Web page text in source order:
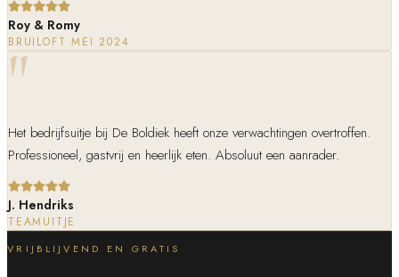
Roy & Romy
BRUILOFT MEI 2024
"
Het bedrijfsuitje bij De Boldiek heeft onze verwachtingen overtroffen.
Professioneel, gastvrij en heerlijk eten. Absoluut een aanrader.
J. Hendriks
TEAMUITJE
VRIJBLIJVEND EN GRATIS